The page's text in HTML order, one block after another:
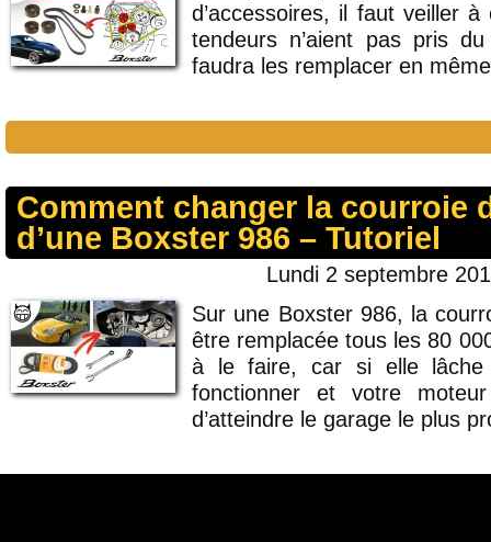
d’accessoires, il faut veiller
tendeurs n’aient pas pris
faudra les remplacer en
Comment changer la courroie
d’une Boxster 986 – Tutoriel
Lundi 2 septembre
Sur une Boxster 986, la
être remplacée tous les 80
à le faire, car si elle
fonctionner et votre
d’atteindre le garage le plus